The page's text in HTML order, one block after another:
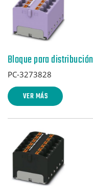
Bloque para distribución
PC-3273828
VER MÁS